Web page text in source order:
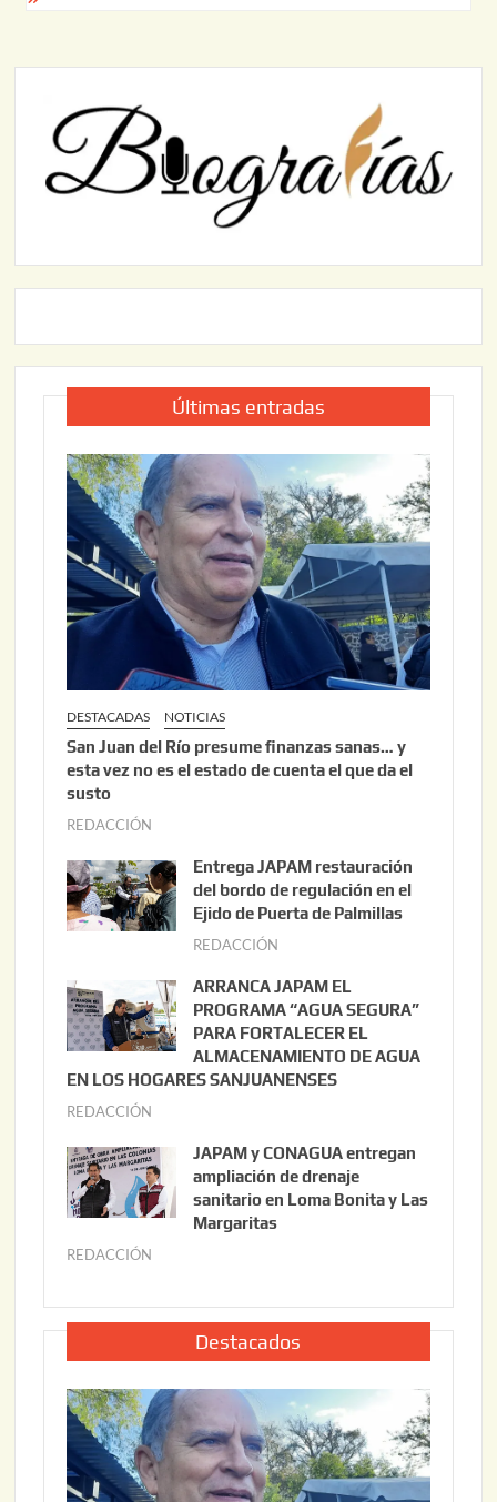
Últimas entradas
DESTACADAS NOTICIAS
San Juan del Río presume finanzas sanas… y
esta vez no es el estado de cuenta el que da el
susto
REDACCIÓN
o
s
t
3
,
2
0
Entrega JAPAM restauración
del bordo de regulación en el
Ejido de Puerta de Palmillas
REDACCIÓN
i
o
2
2
0
ARRANCA JAPAM EL
PROGRAMA “AGUA SEGURA”
PARA FORTALECER EL
ALMACENAMIENTO DE AGUA
EN LOS HOGARES SANJUANENSES
REDACCIÓN
l
i
o
,
0
2
6
JAPAM y CONAGUA entregan
ampliación de drenaje
sanitario en Loma Bonita y Las
Margaritas
REDACCIÓN
l
o
2
2
,
Destacados